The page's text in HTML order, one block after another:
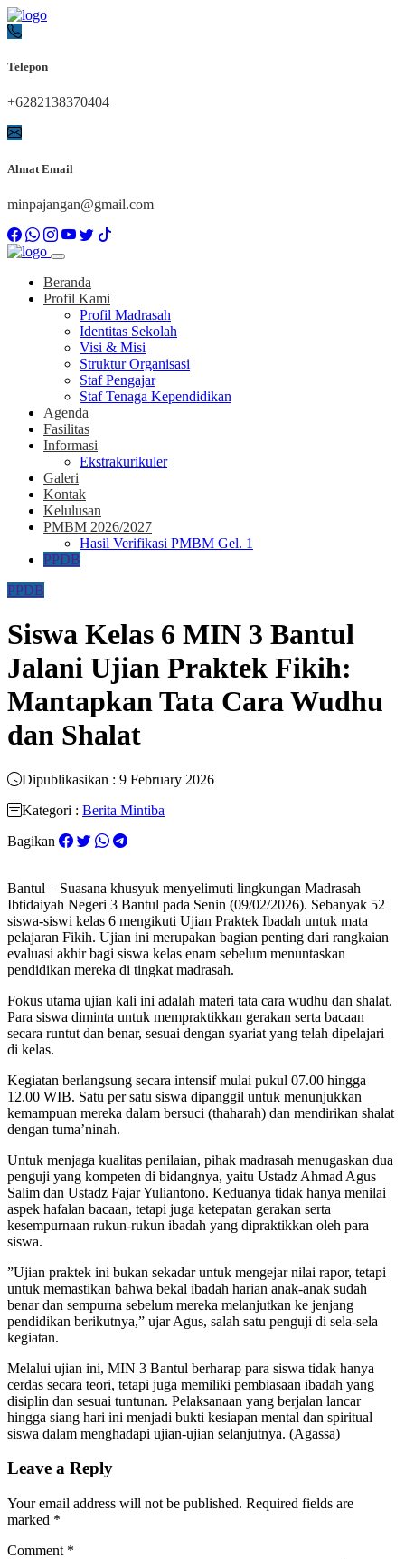
Telepon
+6282138370404
Almat Email
minpajangan@gmail.com
Beranda
Profil Kami
Profil Madrasah
Identitas Sekolah
Visi & Misi
Struktur Organisasi
Staf Pengajar
Staf Tenaga Kependidikan
Agenda
Fasilitas
Informasi
Ekstrakurikuler
Galeri
Kontak
Kelulusan
PMBM 2026/2027
Hasil Verifikasi PMBM Gel. 1
PPDB
PPDB
Siswa Kelas 6 MIN 3 Bantul
Jalani Ujian Praktek Fikih:
Mantapkan Tata Cara Wudhu
dan Shalat
Dipublikasikan : 9 February 2026
Kategori : Berita Mintiba
Bagikan
​Bantul – Suasana khusyuk menyelimuti lingkungan Madrasah
Ibtidaiyah Negeri 3 Bantul pada Senin (09/02/2026). Sebanyak 52
siswa-siswi kelas 6 mengikuti Ujian Praktek Ibadah untuk mata
pelajaran Fikih. Ujian ini merupakan bagian penting dari rangkaian
evaluasi akhir bagi siswa kelas enam sebelum menuntaskan
pendidikan mereka di tingkat madrasah.
​Fokus utama ujian kali ini adalah materi tata cara wudhu dan shalat.
Para siswa diminta untuk mempraktikkan gerakan serta bacaan
secara runtut dan benar, sesuai dengan syariat yang telah dipelajari
di kelas.
​Kegiatan berlangsung secara intensif mulai pukul 07.00 hingga
12.00 WIB. Satu per satu siswa dipanggil untuk menunjukkan
kemampuan mereka dalam bersuci (thaharah) dan mendirikan shalat
dengan tuma’ninah.
​Untuk menjaga kualitas penilaian, pihak madrasah menugaskan dua
penguji yang kompeten di bidangnya, yaitu Ustadz Ahmad Agus
Salim dan Ustadz Fajar Yuliantono. Keduanya tidak hanya menilai
aspek hafalan bacaan, tetapi juga ketepatan gerakan serta
kesempurnaan rukun-rukun ibadah yang dipraktikkan oleh para
siswa.
​”Ujian praktek ini bukan sekadar untuk mengejar nilai rapor, tetapi
untuk memastikan bahwa bekal ibadah harian anak-anak sudah
benar dan sempurna sebelum mereka melanjutkan ke jenjang
pendidikan berikutnya,” ujar Agus, salah satu penguji di sela-sela
kegiatan.
​Melalui ujian ini, MIN 3 Bantul berharap para siswa tidak hanya
cerdas secara teori, tetapi juga memiliki pembiasaan ibadah yang
disiplin dan sesuai tuntunan. Pelaksanaan yang berjalan lancar
hingga siang hari ini menjadi bukti kesiapan mental dan spiritual
siswa dalam menghadapi ujian-ujian selanjutnya. (Agassa)
Leave a Reply
Your email address will not be published. Required fields are
marked *
Comment *